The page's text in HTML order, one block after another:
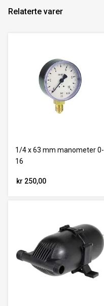
Relaterte varer
1/4 x 63 mm manometer 0-
16
kr 250,00